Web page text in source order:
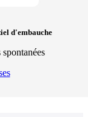
d'embauche